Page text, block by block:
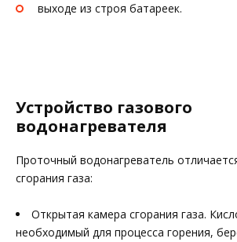
выходе из строя батареек.
Устройство газового
водонагревателя
Проточный водонагреватель
сгорания газа:
Открытая камера сгорания газа.
необходимый для процесса горения,